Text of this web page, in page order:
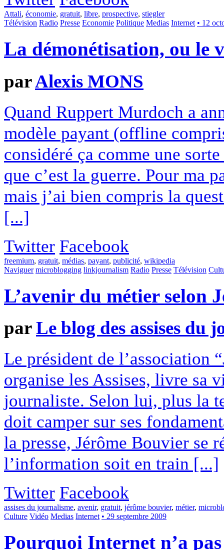
Attali, économie, gratuit, libre, prospective, stiegler
Télévision Radio Presse Economie Politique Medias Internet • 12
La démonétisation, ou le
parAlexis MONS
Quand Ruppert Murdoch a
modèle payant (offline
considéré ça comme une
que c’est la guerre. Pour ma
mais j’ai bien compris la
[...]
Twitter Facebook
freemium, gratuit, médias, payant, publicité, wikipedia
Naviguer microblogging linkjournalism Radio Presse Télévision
L’avenir du métier selon
parLe blog des assises du
Le président de l’association
organise les Assises, livre sa
journaliste. Selon lui, plus la
doit camper sur ses
la presse, Jérôme Bouvier se
l’information soit en train [...]
Twitter Facebook
assises du journalisme, avenir, gratuit, jérôme bouvier, métier,
Culture Vidéo Medias Internet • 29 septembre 2009
Pourquoi Internet n’a